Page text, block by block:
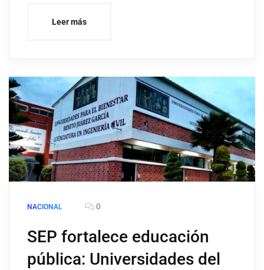
Leer más
NACIONAL 0
SEP fortalece educación
pública: Universidades del